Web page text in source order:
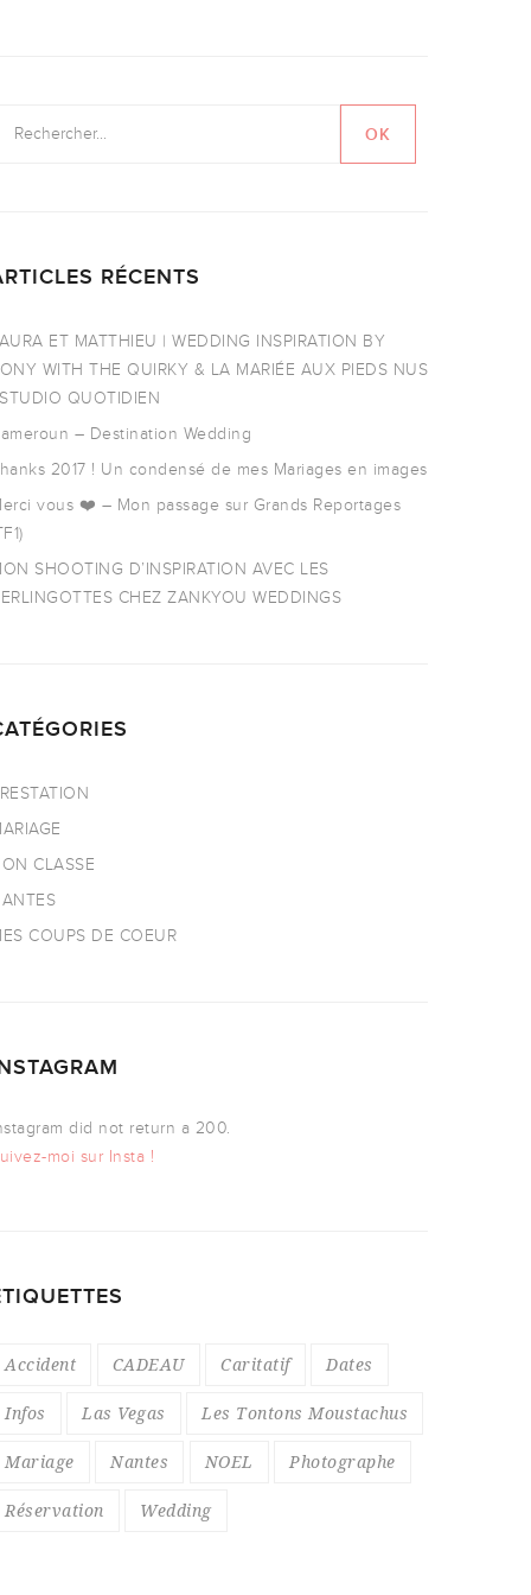
RÉCENTS
ET MATTHIEU | WEDDING INSPIRATION BY
WITH THE QUIRKY & LA MARIÉE AUX PIEDS NUS
QUOTIDIEN
– Destination Wedding
2017 ! Un condensé de mes Mariages en images
vous ❤️ – Mon passage sur Grands Reportages
SHOOTING D’INSPIRATION AVEC LES
CHEZ ZANKYOU WEDDINGS
CLASSE
COUPS DE COEUR
did not return a 200.
moi sur Insta !
Accident CADEAU Caritatif Dates
Infos Las Vegas Les Tontons Moustachus
Mariage Nantes NOEL Photographe
Réservation Wedding